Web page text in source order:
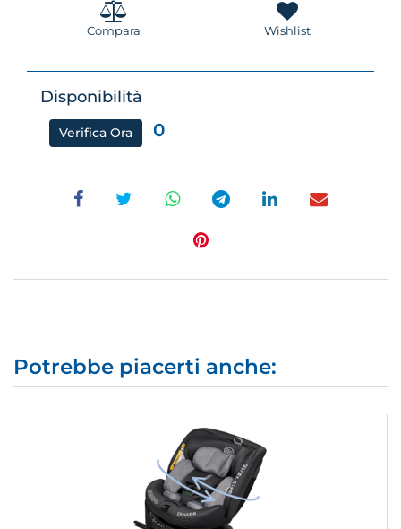
Compara Wishlist
Disponibilità
Verifica Ora 0
Potrebbe piacerti anche: